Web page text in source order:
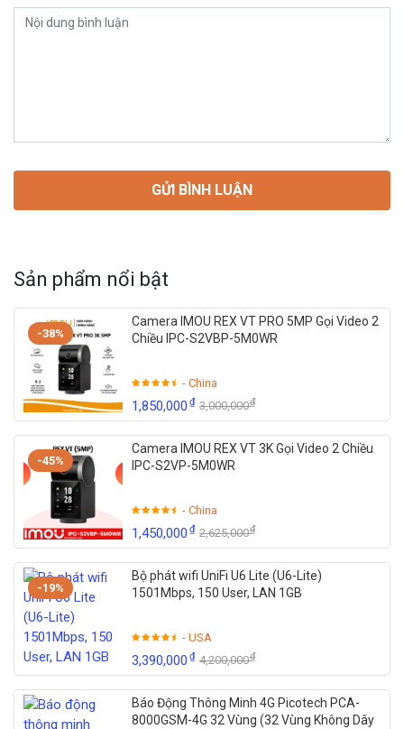
Sản phẩm nổi bật
-38%
Camera IMOU REX VT PRO 5MP Gọi Video 2
Chiều IPC-S2VBP-5M0WR
- China
1,850,000₫ 3,000,000₫
-45%
Camera IMOU REX VT 3K Gọi Video 2 Chiều
IPC-S2VP-5M0WR
- China
1,450,000₫ 2,625,000₫
-19%
Bộ phát wifi UniFi U6 Lite (U6-Lite)
1501Mbps, 150 User, LAN 1GB
- USA
3,390,000₫ 4,200,000₫
Báo Động Thông Minh 4G Picotech PCA-
8000GSM-4G 32 Vùng (32 Vùng Không Dây